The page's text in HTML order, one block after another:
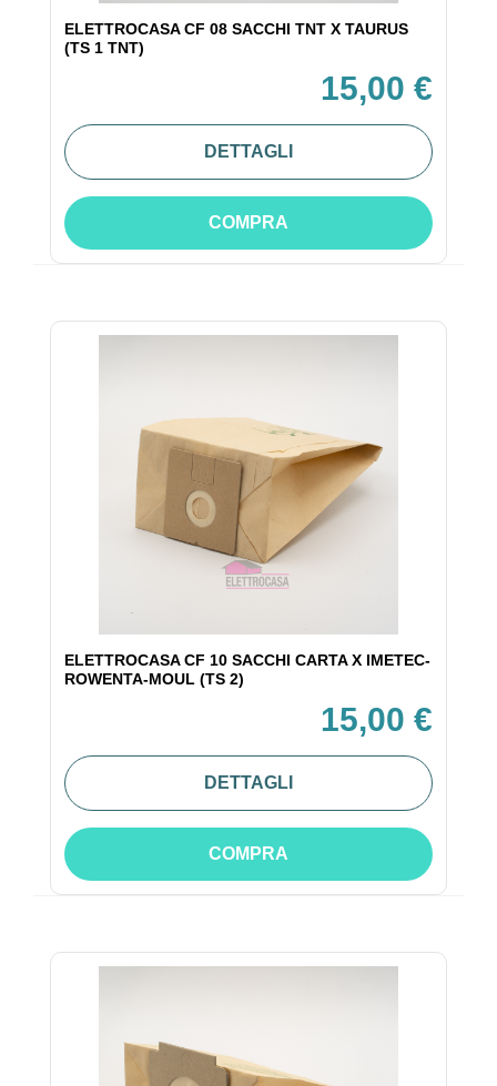
ELETTROCASA CF 08 SACCHI TNT X TAURUS
(TS 1 TNT)
15,00 €
DETTAGLI
COMPRA
ELETTROCASA CF 10 SACCHI CARTA X IMETEC-
ROWENTA-MOUL (TS 2)
15,00 €
DETTAGLI
COMPRA